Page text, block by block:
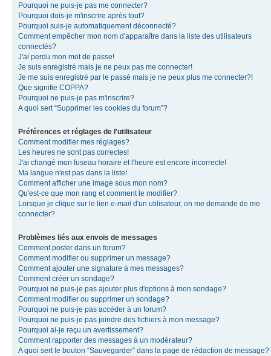
Pourquoi ne puis-je pas me connecter?
Pourquoi dois-je m'inscrire après tout?
Pourquoi suis-je automatiquement déconnecté?
Comment empêcher mon nom d'apparaître dans la liste des utilisateurs
connectés?
J'ai perdu mon mot de passe!
Je suis enregistré mais je ne peux pas me connecter!
Je me suis enregistré par le passé mais je ne peux plus me connecter?!
Que signifie COPPA?
Pourquoi ne puis-je pas m'inscrire?
A quoi sert “Supprimer les cookies du forum”?
Préférences et réglages de l'utilisateur
Comment modifier mes réglages?
Les heures ne sont pas correctes!
J'ai changé mon fuseau horaire et l'heure est encore incorrecte!
Ma langue n'est pas dans la liste!
Comment afficher une image sous mon nom?
Qu'est-ce que mon rang et comment le modifier?
Lorsque je clique sur le lien e-mail d'un utilisateur, on me demande de me
connecter?
Problèmes liés aux envois de messages
Comment poster dans un forum?
Comment modifier ou supprimer un message?
Comment ajouter une signature à mes messages?
Comment créer un sondage?
Pourquoi ne puis-je pas ajouter plus d'options à mon sondage?
Comment modifier ou supprimer un sondage?
Pourquoi ne puis-je pas accéder à un forum?
Pourquoi ne puis-je pas joindre des fichiers à mon message?
Pourquoi ai-je reçu un avertissement?
Comment rapporter des messages à un modérateur?
A quoi sert le bouton “Sauvegarder” dans la page de rédaction de message?